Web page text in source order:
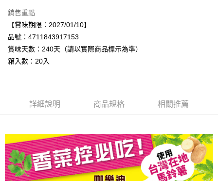
AFTEE先享後付
相關說明
【關於「AFTEE先享後付」】
AFTEE先享後付是「在收到商品之後才付款」的支付方式。 讓您購物簡單
便利好安心！
１．簡單：不需註冊會員、不需綁卡、不需儲值。
１．於結帳方式選擇「AFTEE先享後付」後，將跳轉至「AFTEE先享後付」
３．收到繳費通知簡訊後14天內，點擊此簡訊中的連結，可透過四大超商／
ATM／網路銀行／等多元方式進行付款，方視為交易完成。
※ 請注意：結帳手續完成當下不需立刻繳費，但若您需要取消訂單，請聯絡
購買商品的店家。未經商家同意取消之訂單仍視為有效，需透過AFTEE先享
後付繳納相關費用。
※ 交易是否成功請以「AFTEE先享後付 」之結帳頁面顯示為準，若有關於
運送方式
宅配
銷售重點
【賞味期限：2027/01/10】
品號：4711843917153
賞味天數：240天（請以實際商品標示為準）
箱入數：20入
詳細說明 商品規格 相關推薦